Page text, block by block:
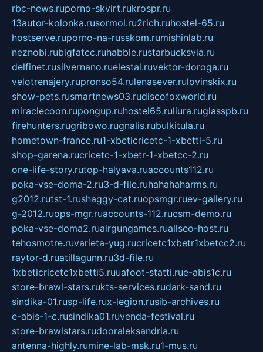
rbc-news.ruporno-skvirt.rukrospr.ru
13autor-kolonka.rusormol.ru2rich.ruhostel-65.ru
hostserve.ruporno-na-russkom.rumishinlab.ru
neznobi.rubigfatcc.ruhabble.rustarbucksvia.ru
delfinet.rusilvernano.ruelestal.ruvektor-doroga.ru
velotrenajery.rupronso54.rulenasever.rulovinskix.ru
show-pets.rusmartnews03.rudiscofoxworld.ru
miraclecoon.rupongup.ruhostel65.ruliura.ruglasspb.ru
firehunters.rugribowo.rugnalis.rubulkitula.ru
hometown-france.ru1-xbeticricetc-1-xbetti-5.ru
shop-garena.rucricetc-1-xbetr-1-xbetcc-2.ru
one-life-story.rutop-halyava.ruaccounts112.ru
poka-vse-doma-2.ru3-d-file.ruhahahaharms.ru
g2012.rutst-1.rushaggy-cat.ruopsmgr.ruev-gallery.ru
g-2012.ruops-mgr.ruaccounts-112.rucsm-demo.ru
poka-vse-doma2.ruairgungames.ruallseo-host.ru
tehosmotre.ruvarieta-yug.rucricetc1xbetr1xbetcc2.ru
raytor-d.ruatillagunn.ru3d-file.ru
1xbeticricetc1xbetti5.ruuafoot-statti.rue-abis1c.ru
store-brawl-stars.rukts-services.rudark-sand.ru
sindika-01.rusp-life.rux-legion.rusib-archives.ru
e-abis-1-c.rusindika01.ruvenda-festival.ru
store-brawlstars.rudooraleksandria.ru
antenna-highly.rumine-lab-msk.ru1-mus.ru